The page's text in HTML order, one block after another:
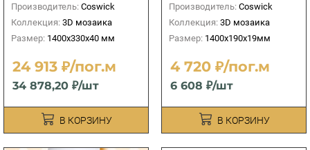
Производитель: Coswick
Коллекция: 3D мозаика
Размер: 1400х330х40 мм
24 913 ₽/пог.м
34 878,20 ₽/шт
В КОРЗИНУ
Производитель: Coswick
Коллекция: 3D мозаика
Размер: 1400х190х19мм
4 720 ₽/пог.м
6 608 ₽/шт
В КОРЗИНУ